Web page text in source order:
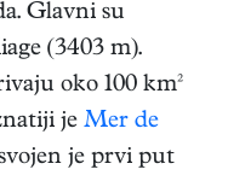
Glavni su
(3403 m).
oko 100 km²
je Mer de
je prvi put